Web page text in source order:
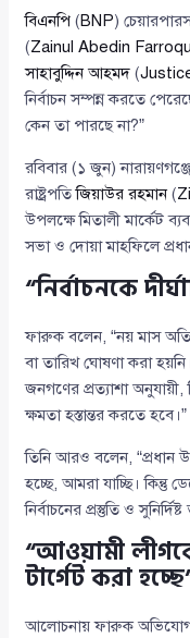
বিএনপি (BNP)
(Zainul Abedin
সাহাবুদ্দিন আহমদ (
নির্বাচন সম্পন্ন করতে
কেন তা পারছে না?”
রবিবার (১ জুন)
রাষ্ট্রপতিজিয়াউর রহমান(
উপলক্ষে মিতালী মার্কেট
সভা ও দোয়া মাহফিলে
“নির্বাচনকে
ফারুক বলেন, “নয় মাস
বা তারিখ ঘোষণা করা
জনগণের প্রত্যাশা অনুযায়ী,
ক্ষমতা হস্তান্তর করতে হবে।”
তিনি আরও বলেন, “প্রধান
হচ্ছে, আমরা যাচ্ছি।
নির্বাচনের প্রস্তুতি ও
“আওয়ামী
টার্গেট করা
আলোচনায় ফারুক অভিযোগ